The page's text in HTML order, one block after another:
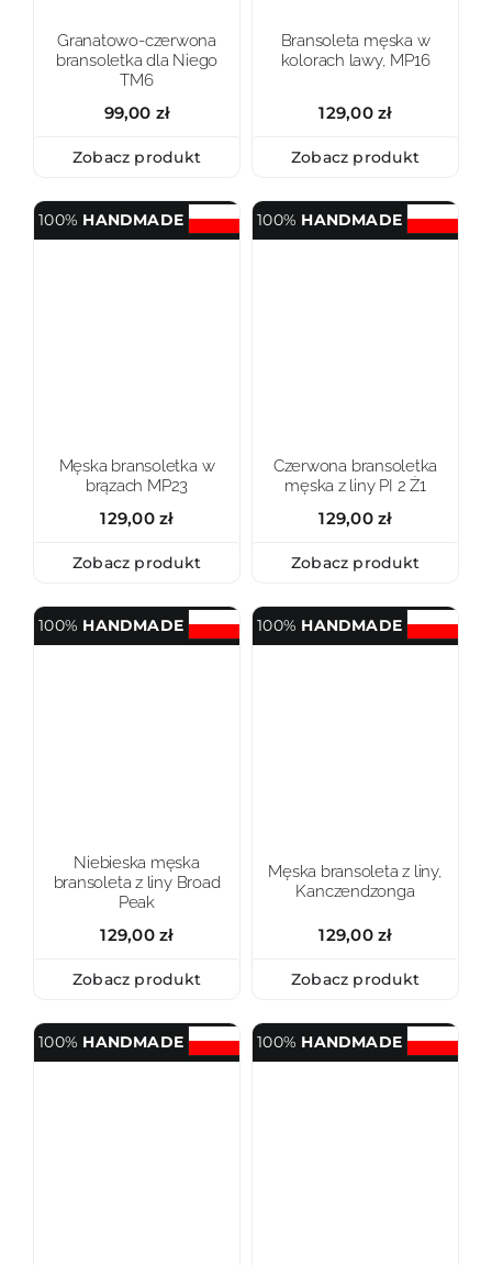
Granatowo-czerwona
bransoletka dla Niego
TM6
99,00 zł
Zobacz produkt
Bransoleta męska w
kolorach lawy, MP16
129,00zł
Zobacz produkt
100% HANDMADE
Męska bransoletka w
brązach MP23
129,00zł
Zobacz produkt
100% HANDMADE
Czerwona bransoletka
męska z liny PI 2 Ż1
129,00zł
Zobacz produkt
100% HANDMADE
Niebieska męska
bransoleta z liny Broad
Peak
129,00zł
Zobacz produkt
100% HANDMADE
Męska bransoleta z liny,
Kanczendzonga
129,00zł
Zobacz produkt
100% HANDMADE 100% HANDMADE